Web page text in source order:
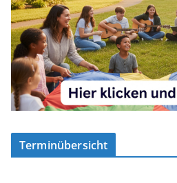
Terminübersicht